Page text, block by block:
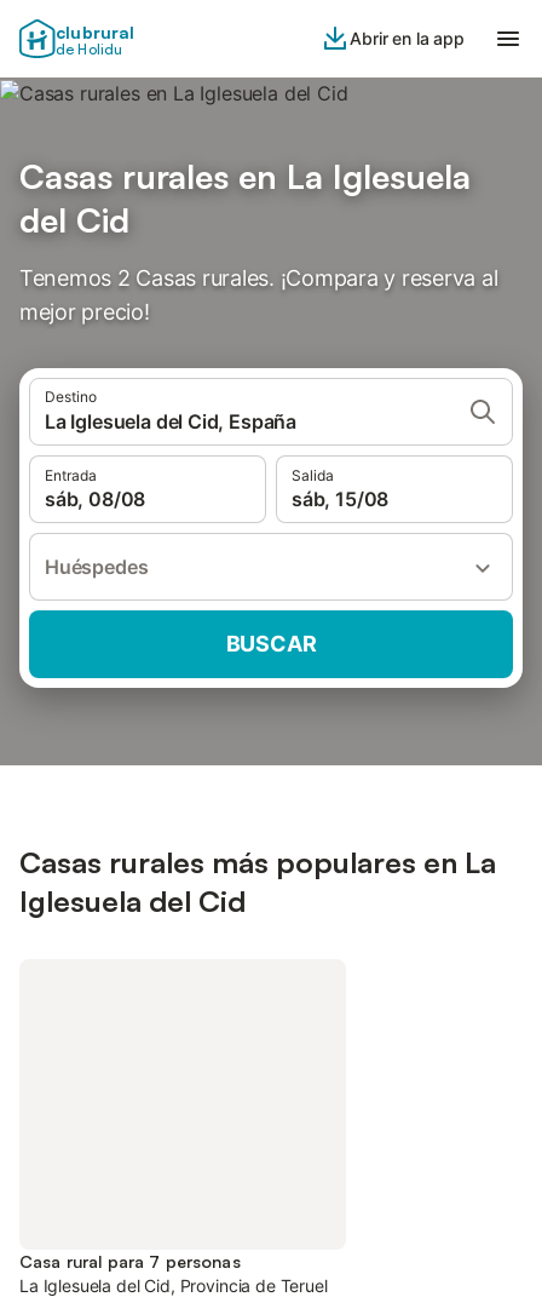
clubrural
de Holidu
Abrir en la app
Casas rurales en La Iglesuela
del Cid
Tenemos 2 Casas rurales. ¡Compara y reserva al
mejor precio!
Destino
La Iglesuela del Cid, España
Entrada
sáb, 08/08
Salida
sáb, 15/08
Huéspedes
BUSCAR
Casas rurales más populares en La
Iglesuela del Cid
Casa rural para 7 personas
La Iglesuela del Cid, Provincia de Teruel